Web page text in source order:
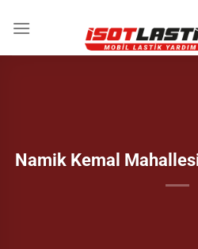
atla
Namik Kemal